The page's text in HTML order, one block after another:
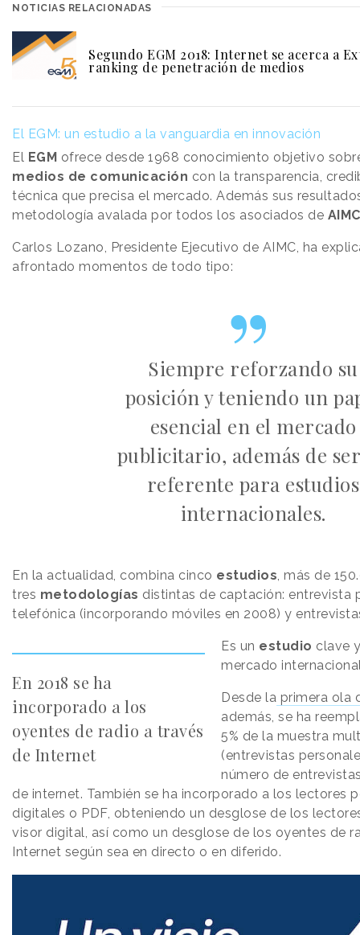
NOTICIAS RELACIONADAS
Segundo EGM 2018: Internet se acerca a
ranking de penetración de medios
El EGM: un estudio a la vanguardia en innovación
El EGM ofrece desde 1968 conocimiento objetivo
medios de comunicación con la transparencia,
técnica que precisa el mercado. Además sus
metodología avalada por todos los asociados de AIMC
Carlos Lozano, Presidente Ejecutivo de AIMC, ha
afrontado momentos de todo tipo:
Siempre reforzando su
posición y teniendo un
esencial en el mercado
publicitario, además de
referente para estudios
internacionales.
En la actualidad, combina cinco estudios, más de
tres metodologías distintas de captación: entrevista
telefónica (incorporando móviles en 2008) y
En 2018 se ha
incorporado a los
oyentes de radio a través
de Internet
Es un estudio clave
mercado
Desde la primera ola
además, se ha
5% de la muestra
(entrevistas
número de
de internet. También se ha incorporado a los lectores
digitales o PDF, obteniendo un desglose de los
visor digital, así como un desglose de los oyentes de
Internet según sea en directo o en diferido.